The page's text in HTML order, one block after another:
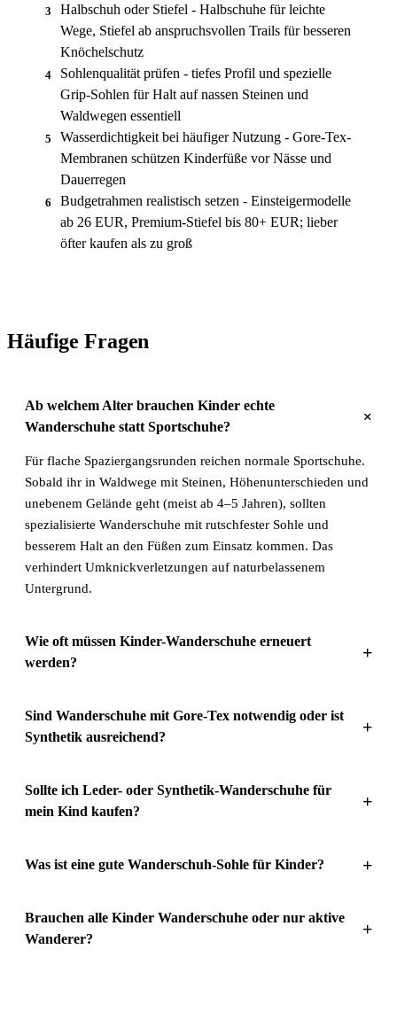
3
Halbschuh oder Stiefel - Halbschuhe für leichte
Wege, Stiefel ab anspruchsvollen Trails für besseren
Knöchelschutz
4
Sohlenqualität prüfen - tiefes Profil und spezielle
Grip-Sohlen für Halt auf nassen Steinen und
Waldwegen essentiell
5
Wasserdichtigkeit bei häufiger Nutzung - Gore-Tex-
Membranen schützen Kinderfüße vor Nässe und
Dauerregen
6
Budgetrahmen realistisch setzen - Einsteigermodelle
ab 26 EUR, Premium-Stiefel bis 80+ EUR; lieber
öfter kaufen als zu groß
Häufige Fragen
Ab welchem Alter brauchen Kinder echte
Wanderschuhe statt Sportschuhe?
+
Für flache Spaziergangsrunden reichen normale Sportschuhe.
Sobald ihr in Waldwege mit Steinen, Höhenunterschieden und
unebenem Gelände geht (meist ab 4–5 Jahren), sollten
spezialisierte Wanderschuhe mit rutschfester Sohle und
besserem Halt an den Füßen zum Einsatz kommen. Das
verhindert Umknickverletzungen auf naturbelassenem
Untergrund.
Wie oft müssen Kinder-Wanderschuhe erneuert
werden?
+
Sind Wanderschuhe mit Gore-Tex notwendig oder ist
Synthetik ausreichend?
+
Sollte ich Leder- oder Synthetik-Wanderschuhe für
mein Kind kaufen?
+
Was ist eine gute Wanderschuh-Sohle für Kinder? +
Brauchen alle Kinder Wanderschuhe oder nur aktive
Wanderer?
+